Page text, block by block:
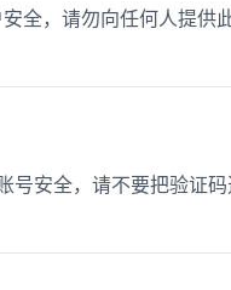
全，请勿向任何人提供
号安全，请不要把验证码